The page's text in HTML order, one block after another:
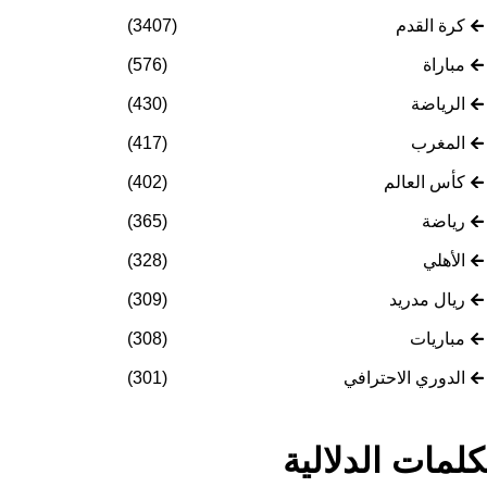
كرة القدم (3407)
مباراة (576)
الرياضة (430)
المغرب (417)
كأس العالم (402)
رياضة (365)
الأهلي (328)
ريال مدريد (309)
مباريات (308)
الدوري الاحترافي (301)
الدلالية